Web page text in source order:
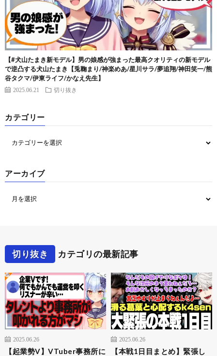
【#犬山たまき新モデル】男の娘感が強まった最高クオリティの新モデル
で逆凸する犬山たまき【兎鞠まり/神楽めあ/星川サラ/夢追翔/神田笑一/熊
谷タクマ/伊東ライフ/かなえ先生】
2025.06.21 切り抜き
カテゴリー
アーカイブ
切り抜き カテゴリの最新記事
2025.06.26
【起業勢V】VTuber事務所に
2025.06.26
【本戦1日目まとめ】緊張し